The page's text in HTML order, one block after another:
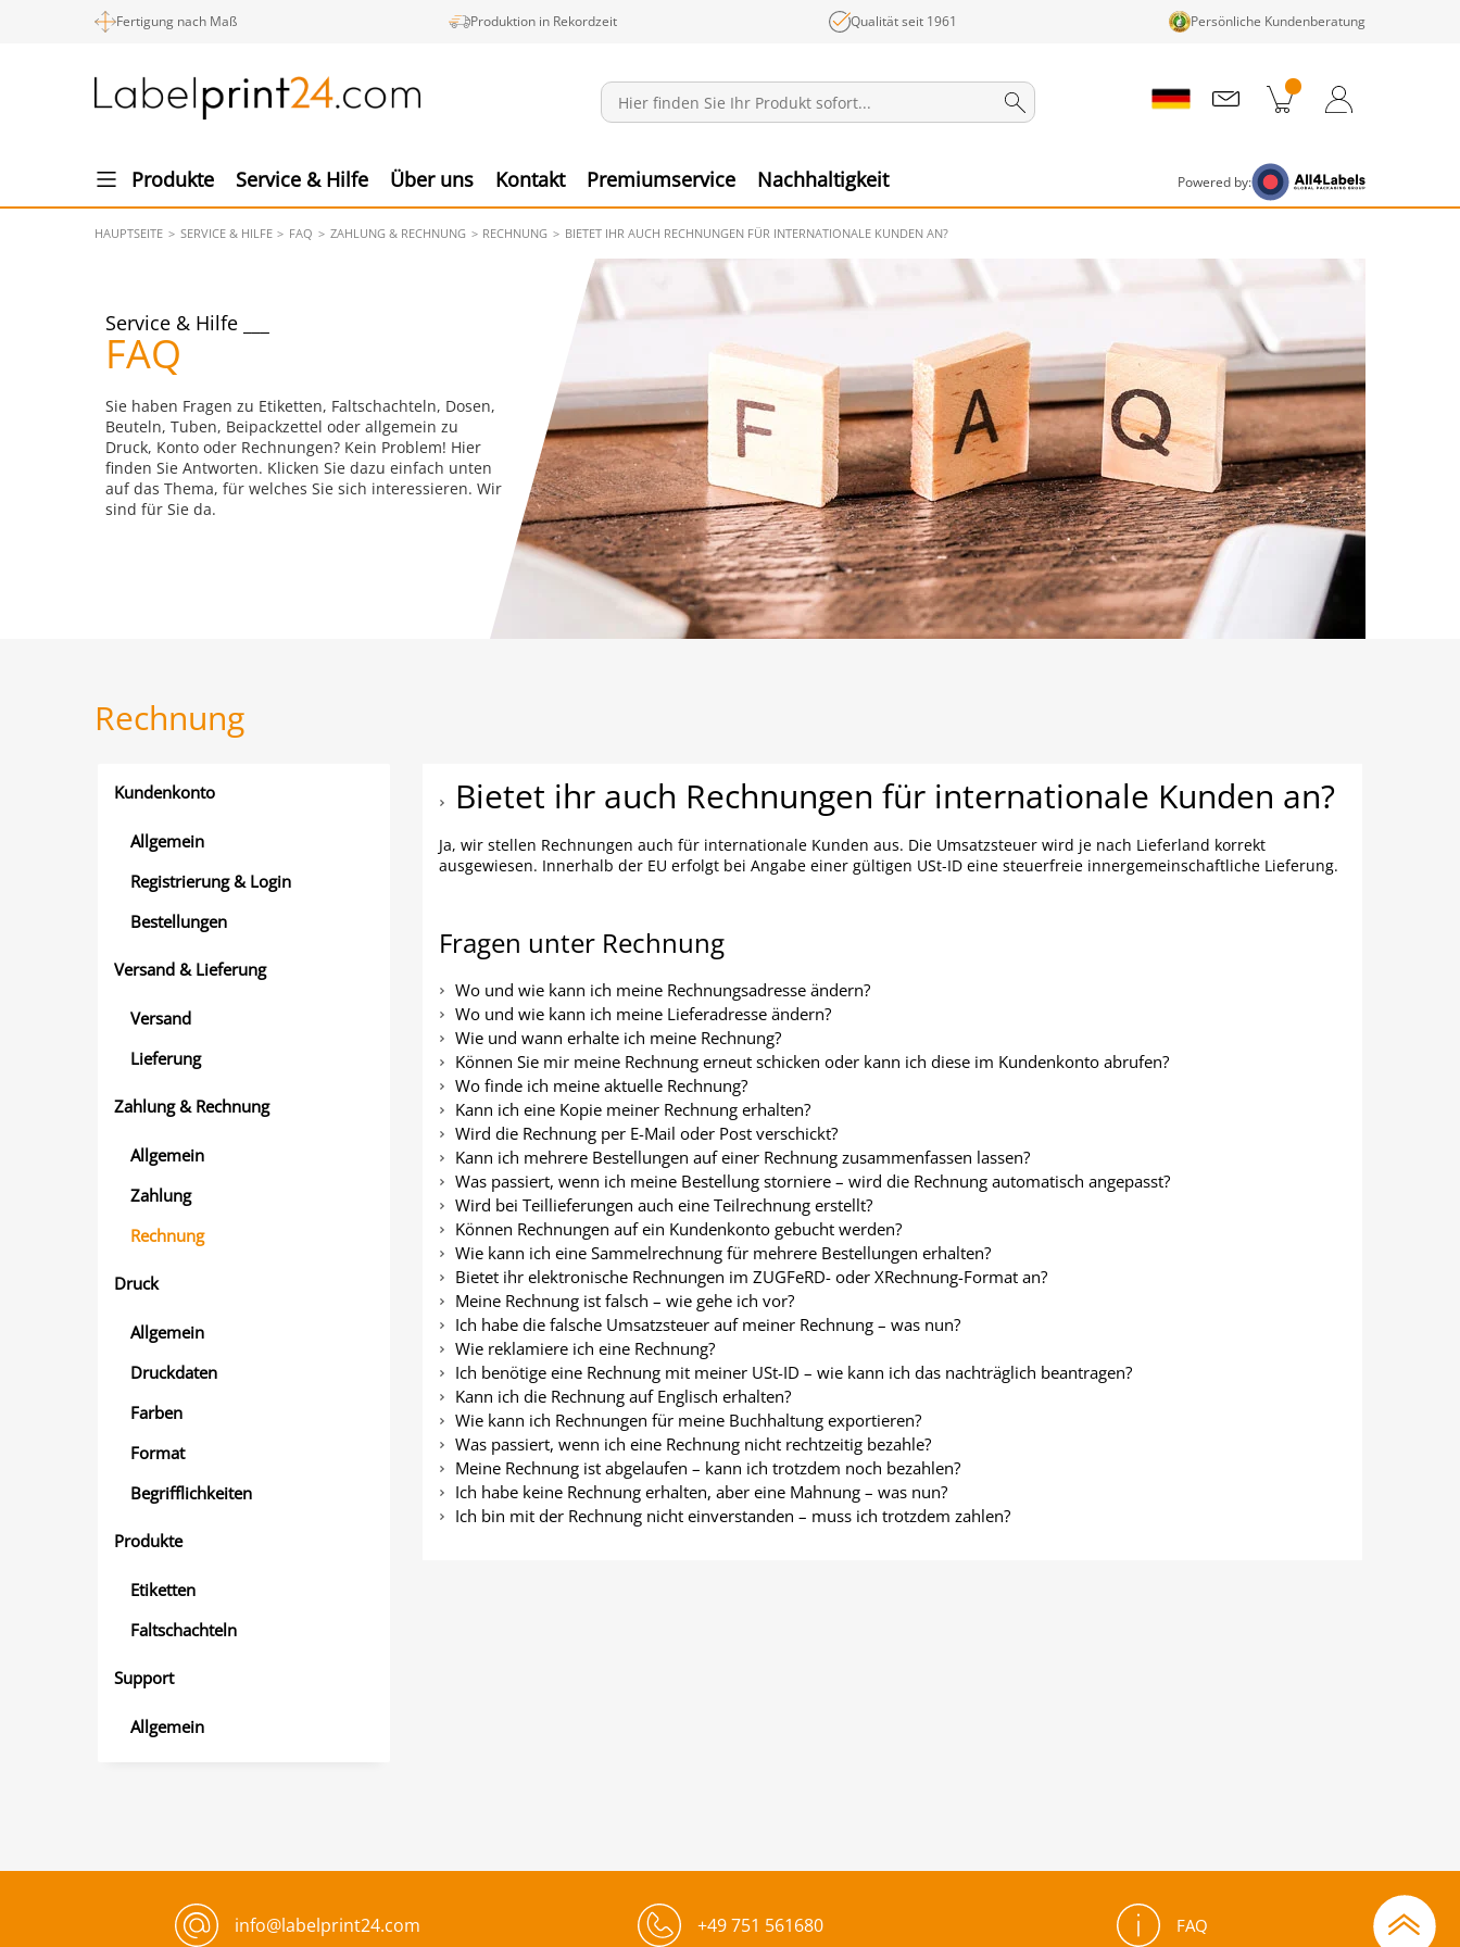
Fertigung nach Maß Produktion in Rekordzeit Qualität seit 1961 Persönliche Kundenberatung
Produkte Service & Hilfe Über uns Kontakt Premiumservice Nachhaltigkeit Powered by:
HAUPTSEITE SERVICE & HILFE FAQ ZAHLUNG & RECHNUNG RECHNUNG BIETET IHR AUCH RECHNUNGEN FÜR INTERNATIONALE KUNDEN AN?
Service & Hilfe
FAQ
Sie haben Fragen zu Etiketten, Faltschachteln, Dosen,
Beuteln, Tuben, Beipackzettel oder allgemein zu
Druck, Konto oder Rechnungen? Kein Problem! Hier
finden Sie Antworten. Klicken Sie dazu einfach unten
auf das Thema, für welches Sie sich interessieren. Wir
sind für Sie da.
Rechnung
Kundenkonto
Allgemein
Registrierung & Login
Bestellungen
Versand & Lieferung
Versand
Lieferung
Zahlung & Rechnung
Allgemein
Zahlung
Rechnung
Druck
Allgemein
Druckdaten
Farben
Format
Begrifflichkeiten
Produkte
Etiketten
Faltschachteln
Support
Allgemein
Bietet ihr auch Rechnungen für internationale Kunden an?
Ja, wir stellen Rechnungen auch für internationale Kunden aus. Die Umsatzsteuer wird je nach Lieferland korrekt
ausgewiesen. Innerhalb der EU erfolgt bei Angabe einer gültigen USt-ID eine steuerfreie innergemeinschaftliche Lieferung.
Fragen unter Rechnung
Wo und wie kann ich meine Rechnungsadresse ändern?
Wo und wie kann ich meine Lieferadresse ändern?
Wie und wann erhalte ich meine Rechnung?
Können Sie mir meine Rechnung erneut schicken oder kann ich diese im Kundenkonto abrufen?
Wo finde ich meine aktuelle Rechnung?
Kann ich eine Kopie meiner Rechnung erhalten?
Wird die Rechnung per E-Mail oder Post verschickt?
Kann ich mehrere Bestellungen auf einer Rechnung zusammenfassen lassen?
Was passiert, wenn ich meine Bestellung storniere – wird die Rechnung automatisch angepasst?
Wird bei Teillieferungen auch eine Teilrechnung erstellt?
Können Rechnungen auf ein Kundenkonto gebucht werden?
Wie kann ich eine Sammelrechnung für mehrere Bestellungen erhalten?
Bietet ihr elektronische Rechnungen im ZUGFeRD- oder XRechnung-Format an?
Meine Rechnung ist falsch – wie gehe ich vor?
Ich habe die falsche Umsatzsteuer auf meiner Rechnung – was nun?
Wie reklamiere ich eine Rechnung?
Ich benötige eine Rechnung mit meiner USt-ID – wie kann ich das nachträglich beantragen?
Kann ich die Rechnung auf Englisch erhalten?
Wie kann ich Rechnungen für meine Buchhaltung exportieren?
Was passiert, wenn ich eine Rechnung nicht rechtzeitig bezahle?
Meine Rechnung ist abgelaufen – kann ich trotzdem noch bezahlen?
Ich habe keine Rechnung erhalten, aber eine Mahnung – was nun?
Ich bin mit der Rechnung nicht einverstanden – muss ich trotzdem zahlen?
info@labelprint24.com +49 751 561680 FAQ